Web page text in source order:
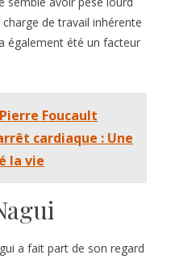
de travail inhérente
également été un facteur
Foucault
cardiaque : Une
la vie
a fait part de son regard